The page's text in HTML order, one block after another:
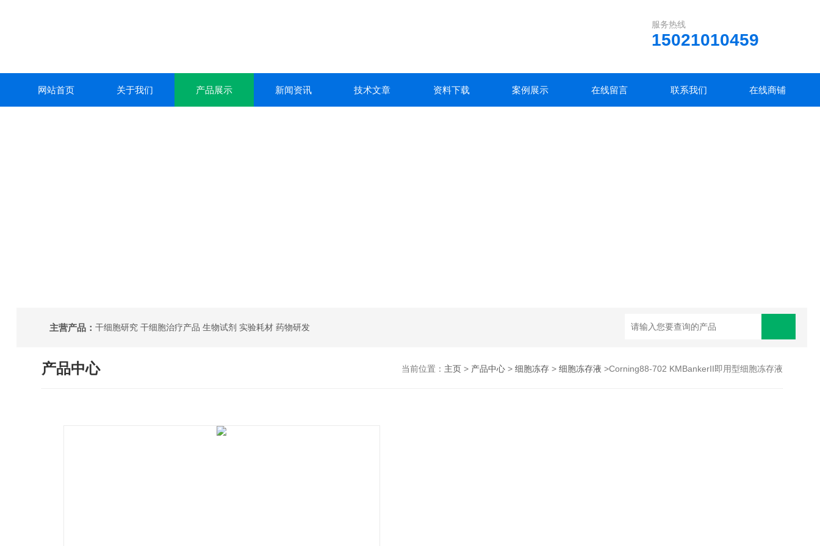
服务热线
15021010459
网站首页 关于我们 产品展示 新闻资讯 技术文章 资料下载 案例展示 在线留言 联系我们 在线商铺
主营产品：干细胞研究 干细胞治疗产品 生物试剂 实验耗材 药物研发
产品中心 当前位置： 主页> 产品中心> 细胞冻存> 细胞冻存液 >Corning88-702 KMBankerII即用型细胞冻存液